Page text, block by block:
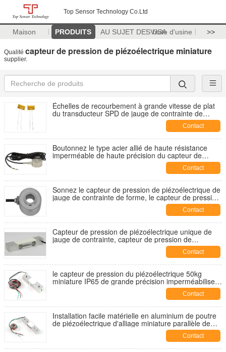
Top Sensor Technology Co.Ltd
Maison PRODUITS AU SUJET DES USAVisite d'usine >>
Qualité capteur de pression de piézoélectrique miniature
supplier.
Échelles de recourbement à grande vitesse de plat
du transducteur SPD de jauge de contrainte de
Contact
Boutonnez le type acier allié de haute résistance
imperméable de haute précision du capteur de
Contact
Sonnez le capteur de pression de piézoélectrique de
jauge de contrainte de forme, le capteur de pression
de piézoélectrique de grande précision 300kg
Contact
Capteur de pression de piézoélectrique unique de
jauge de contrainte, capteur de pression de
piézoélectrique parallèle de poutre de grande
Contact
le capteur de pression du piézoélectrique 50kg
miniature IP65 de grande précision imperméabilisent
Contact
Installation facile matérielle en aluminium de poutre
de piézoélectrique d'alliage miniature parallèle de
Contact